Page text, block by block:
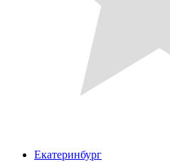
Екатеринбург